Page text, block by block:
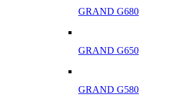
GRAND G680
GRAND G650
GRAND G580